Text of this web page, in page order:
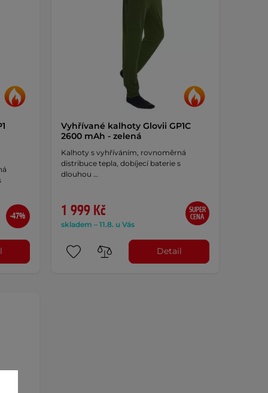
-47%
Vyhřívané kalhoty Glovii GP1C
2600 mAh - zelená
Kalhoty s vyhříváním, rovnoměrná
distribuce tepla, dobíjecí baterie s
dlouhou …
1 999 Kč
skladem – 11.8. u Vás
SUPER
CENA
Detail